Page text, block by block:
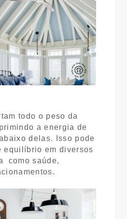
todo o peso da
a energia de
delas. Isso pode
equilíbrio em diversos
como saúde,